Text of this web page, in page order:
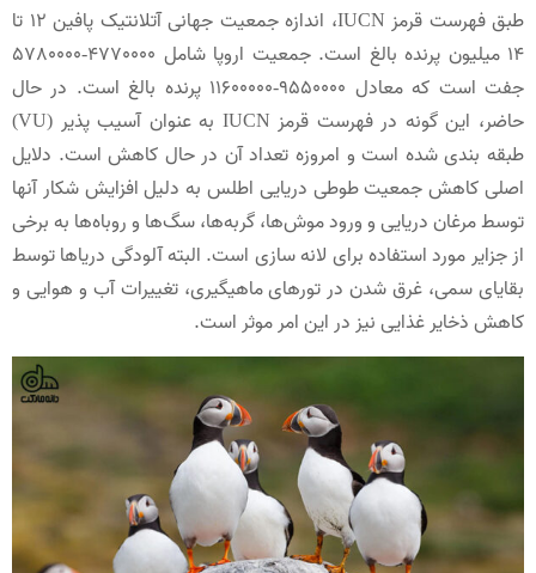
طبق فهرست قرمز IUCN، اندازه جمعیت جهانی آتلانتیک پافین 12 تا
14 میلیون پرنده بالغ است. جمعیت اروپا شامل 4770000-5780000
جفت است که معادل 9550000-11600000 پرنده بالغ است. در حال
حاضر، این گونه در فهرست قرمز IUCN به عنوان آسیب پذیر (VU)
طبقه بندی شده است و امروزه تعداد آن در حال کاهش است. دلایل
اصلی کاهش جمعیت طوطی دریایی اطلس به دلیل افزایش شکار آنها
توسط مرغان دریایی و ورود موش‌ها، گربه‌ها، سگ‌ها و روباه‌ها به برخی
از جزایر مورد استفاده برای لانه‌ سازی است. البته آلودگی دریاها توسط
بقایای سمی، غرق شدن در تورهای ماهیگیری، تغییرات آب و هوایی و
کاهش ذخایر غذایی نیز در این امر موثر است.